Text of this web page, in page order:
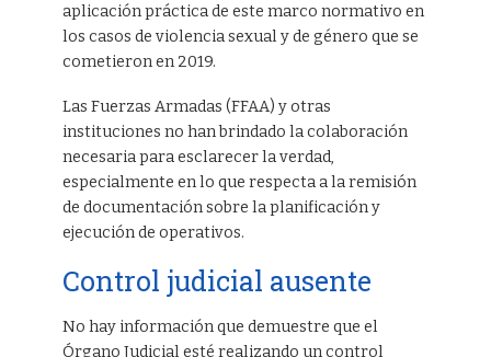
aplicación práctica de este marco normativo en
los casos de violencia sexual y de género que se
cometieron en 2019.
Las Fuerzas Armadas (FFAA) y otras
instituciones no han brindado la colaboración
necesaria para esclarecer la verdad,
especialmente en lo que respecta a la remisión
de documentación sobre la planificación y
ejecución de operativos.
Control judicial ausente
No hay información que demuestre que el
Órgano Judicial esté realizando un control